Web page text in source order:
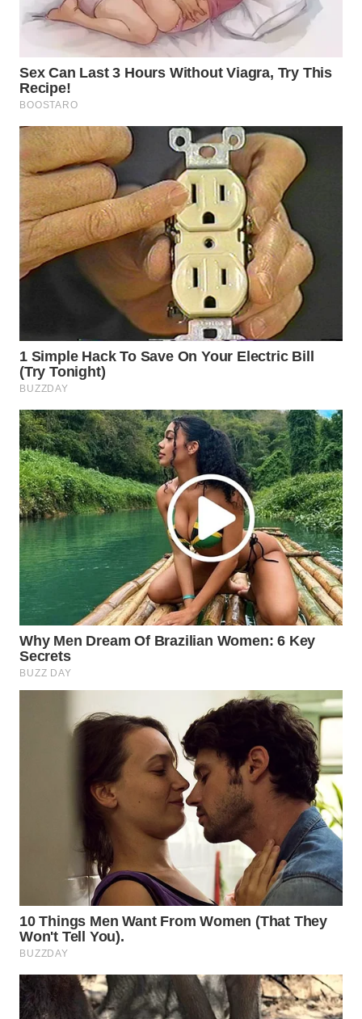
WN
PRIANGAN
TIMUR
WN
SEMARANG
WN
SOLO
WN
BOROBUDUR
SURABAYA
WN
NATUNA
WN
BINTAN
WN
MANDALIKA
LIKUPANG
WN
LABUANBAJO
BORNEO
WAHANA
TANI
WAHANA
WAHANA